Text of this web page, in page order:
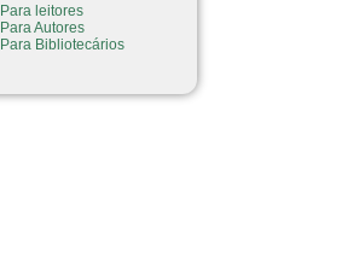
Para leitores
Para Autores
Para Bibliotecários